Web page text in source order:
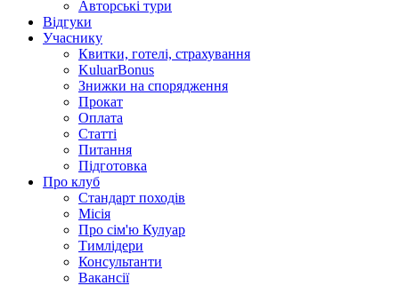
Авторські тури
Відгуки
Учаснику
Квитки, готелі, страхування
KuluarBonus
Знижки на спорядження
Прокат
Оплата
Статті
Питання
Підготовка
Про клуб
Стандарт походів
Місія
Про сім'ю Кулуар
Тимлідери
Консультанти
Вакансії